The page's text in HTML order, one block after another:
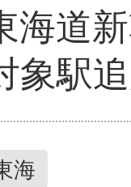
道
象駅
海